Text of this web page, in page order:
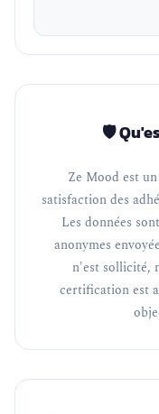
🛡️
Ze Mood est
satisfaction des
Les données
anonymes
n'est sollicité,
certification est